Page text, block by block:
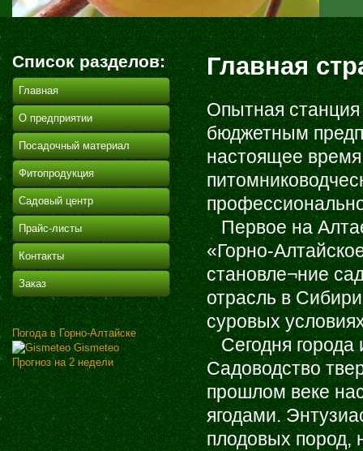
Список разделов:
Главная
О предприятии
Посадочный материал
Фитопродукция
Садовый центр
Прайс-листы
Контакты
Заказ
Погода в Горно-Алтайске
Gismeteo
Прогноз на 2 недели
Главная
Опытная станция
бюджетным
настоящее
Первое на
«Горно-
становле¬ние
отрасль в
суровых
Сегодня города
Садоводство
прошлом веке
ягодами.
плодовых пород,